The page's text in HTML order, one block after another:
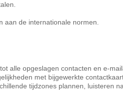
aan de internationale normen.
alle opgeslagen contacten en e-
met bijgewerkte
tijdzones plannen, luisteren